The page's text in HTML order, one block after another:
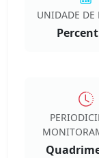
UNIDADE DE